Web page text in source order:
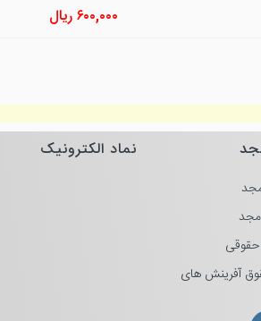
۶۰۰,۰۰۰ریال
آفرینش های
نماد الکترونیک